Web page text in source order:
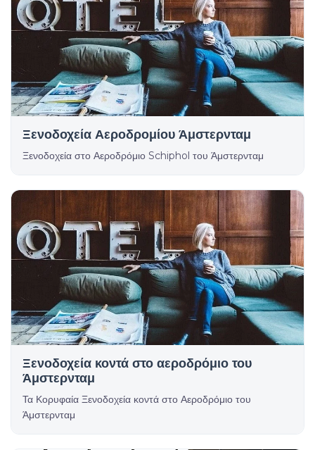
Ξενοδοχεία Αεροδρομίου Άμστερνταμ
Ξενοδοχεία στο Αεροδρόμιο Schiphol του Άμστερνταμ
Ξενοδοχεία κοντά στο αεροδρόμιο του
Άμστερνταμ
Τα Κορυφαία Ξενοδοχεία κοντά στο Αεροδρόμιο του
Άμστερνταμ